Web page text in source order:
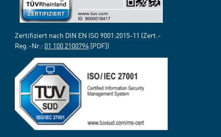
Zertifiziert nach DIN EN ISO 9001:2015-11 (Zert.-
Reg.-Nr.: 01 100 2100794 [PDF])